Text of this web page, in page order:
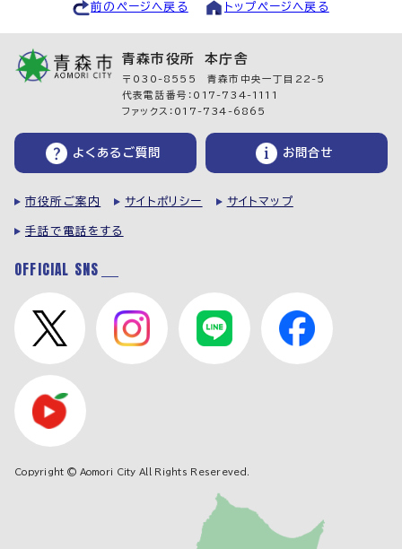
前のページへ戻る トップページへ戻る
青森市役所 本庁舎
〒030-8555 青森市中央一丁目22-5
代表電話番号：017-734-1111
ファックス：017-734-6865
よくあるご質問 お問合せ
市役所ご案内 サイトポリシー サイトマップ
手話で電話をする
OFFICIAL SNS
Copyright © Aomori City All Rights Resereved.